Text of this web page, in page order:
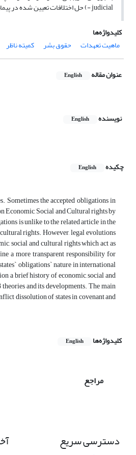
- judicial) حل اختلافات تعیین شده در پیمان نامه و تأثیر آن­ها بر روشن شدن ماهیت تعهدات کشورها می­باشد.
کلیدواژه‌ها
ماهیت تعهدات
حقوق بشر کمیته ناظر
عنوان مقاله English
نویسنده English
چکیده
English
the accepted obligations in
Economic, Social and Cultural rights by
is unlike to the related article in the
rights. However, legal evolutions
social and cultural rights which act as
a more transparent responsibility for
obligations` nature in international
a brief history of economic, social and
and its developments. The main
dissolution of states in covenant and
کلیدواژه‌ها English
مراجع
دسترسی سریع